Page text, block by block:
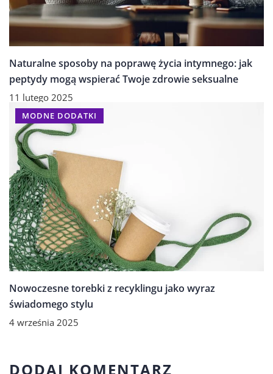
Naturalne sposoby na poprawę życia intymnego: jak
peptydy mogą wspierać Twoje zdrowie seksualne
11 lutego 2025
MODNE DODATKI
Nowoczesne torebki z recyklingu jako wyraz
świadomego stylu
4 września 2025
DODAJ KOMENTARZ